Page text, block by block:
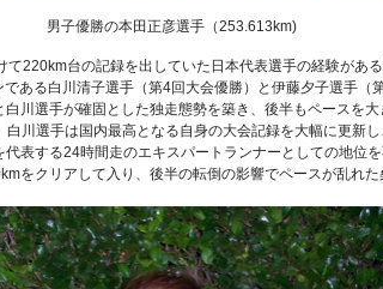
男子優勝の本田正彦選手（253.613km)
220km台の記録を出していた日本代表選手の経験があ
ある白川清子選手（第4回大会優勝）と伊藤夕子選手（
川選手が確固とした独走態勢を築き、後半もペースを
川選手は国内最高となる自身の大会記録を大幅に更新
表する24時間走のエキスパートランナーとしての地位
をクリアして入り、後半の転倒の影響でペースが乱れ